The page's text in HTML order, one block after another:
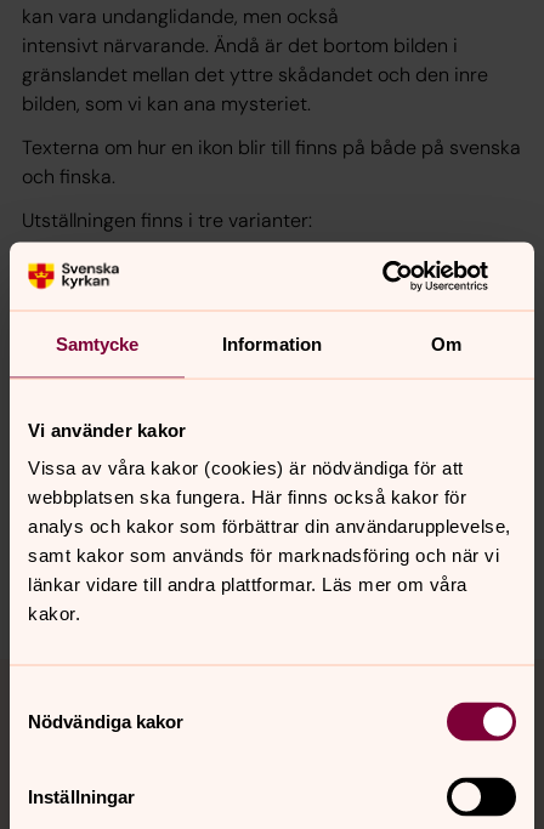
Samtycke Information Om
Vi använder kakor
Vissa av våra kakor (cookies) är nödvändiga för att
webbplatsen ska fungera. Här finns också kakor för
analys och kakor som förbättrar din användarupplevelse,
samt kakor som används för marknadsföring och när vi
länkar vidare till andra plattformar. Läs mer om våra
kakor.
Nödvändiga kakor
Inställningar
kan vara undanglidande, men också
intensivt närvarande. Ändå är det bortom bilden i
gränslandet mellan det yttre skådandet och den inre
bilden, som vi kan ana mysteriet.
Texterna om hur en ikon blir till finns på både på svenska
och finska.
Utställningen finns i tre varianter:
12 bilder i storlek 84x64 cm i glas och ram, ställs på
stafflier eller hängs med linor
häftkuddar
ställs på stafflier eller hängs med linor
Dela
Tillbaka till toppen
Tillbaka till innehållet
Kontakt